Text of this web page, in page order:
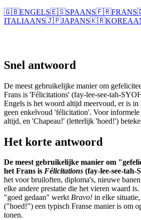
🇬🇧ENGELS🇪🇸SPAANS🇫🇷FRANS
ITALIAANS🇯🇵JAPANS🇰🇷
Snel antwoord
De meest gebruikelijke manier om
Frans is 'Félicitations' (fay-lee-see-tah-
Engels is het woord altijd meervoud, er is
geen enkelvoud 'félicitation'. Voor
altijd, en 'Chapeau!' (letterlijk 'hoed!')
Het korte antwoord
De meest gebruikelijke manier om
het Frans is Félicitations (fay-lee-see-tah-
het voor bruiloften, diploma's, nieuwe
elke andere prestatie die het vieren waard
"goed gedaan" werktBravo! in elke
("hoed!") een typisch Franse manier is om
tonen.